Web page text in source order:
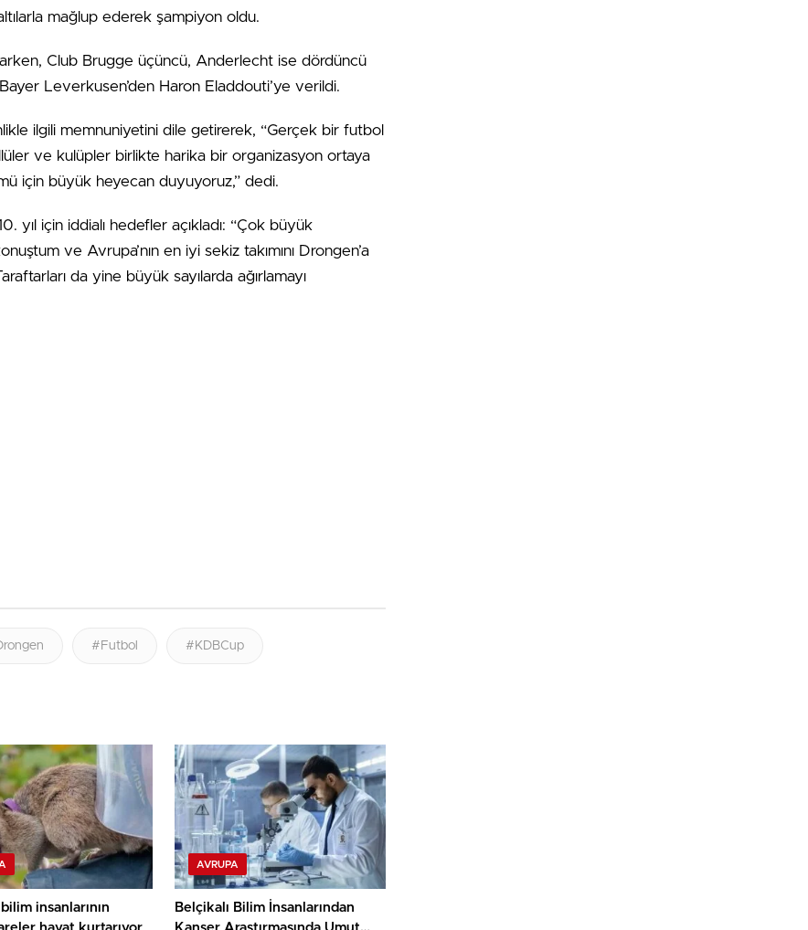
mağlup ederek şampiyon oldu.
Club Brugge üçüncü, Anderlecht ise dördüncü
Leverkusen’den Haron Eladdouti’ye verildi.
ilgili memnuniyetini dile getirerek, “Gerçek bir futbol
ve kulüpler birlikte harika bir organizasyon ortaya
için büyük heyecan duyuyoruz,” dedi.
yıl için iddialı hedefler açıkladı: “Çok büyük
ve Avrupa’nın en iyi sekiz takımını Drongen’a
da yine büyük sayılarda ağırlamayı
#Futbol #KDBCup
insanlarının
AVRUPA
Belçikalı Bilim İnsanlarından